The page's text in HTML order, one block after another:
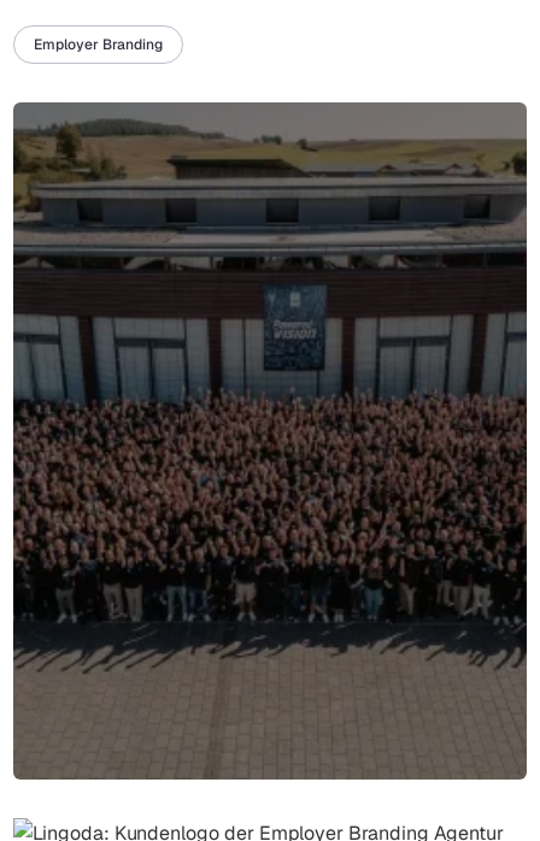
Employer Branding